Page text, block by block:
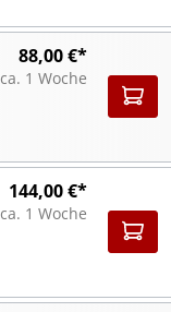
88,00 €*
ca. 1 Woche
144,00 €*
ca. 1 Woche